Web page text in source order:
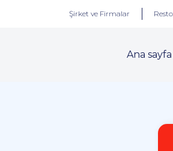
Şirket ve Firmalar
Ana sayfa